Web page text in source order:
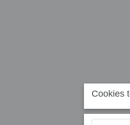
Cookies